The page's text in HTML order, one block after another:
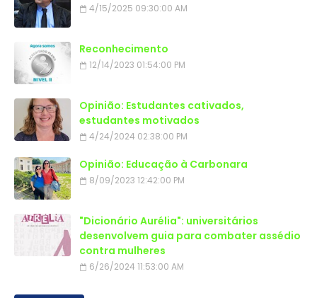
4/15/2025 09:30:00 AM
Reconhecimento
12/14/2023 01:54:00 PM
Opinião: Estudantes cativados,
estudantes motivados
4/24/2024 02:38:00 PM
Opinião: Educação à Carbonara
8/09/2023 12:42:00 PM
"Dicionário Aurélia": universitários
desenvolvem guia para combater assédio
contra mulheres
6/26/2024 11:53:00 AM